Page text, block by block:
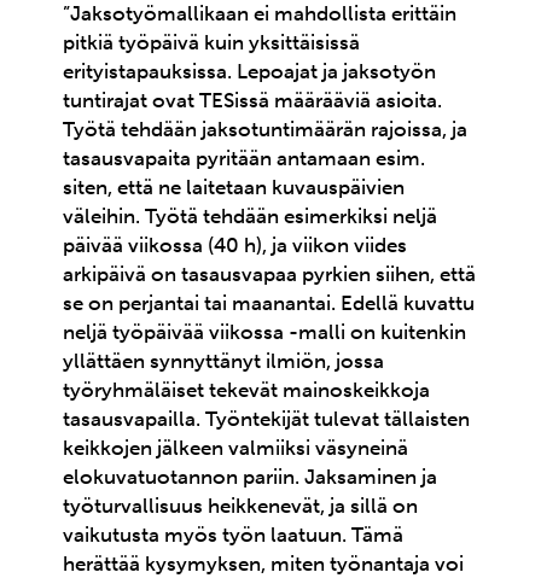
”Jaksotyömallikaan ei mahdollista erittäin
pitkiä työpäivä kuin yksittäisissä
erityistapauksissa. Lepoajat ja jaksotyön
tuntirajat ovat TESissä määrääviä asioita.
Työtä tehdään jaksotuntimäärän rajoissa, ja
tasausvapaita pyritään antamaan esim.
siten, että ne laitetaan kuvauspäivien
väleihin. Työtä tehdään esimerkiksi neljä
päivää viikossa (40 h), ja viikon viides
arkipäivä on tasausvapaa pyrkien siihen, että
se on perjantai tai maanantai. Edellä kuvattu
neljä työpäivää viikossa -malli on kuitenkin
yllättäen synnyttänyt ilmiön, jossa
työryhmäläiset tekevät mainoskeikkoja
tasausvapailla. Työntekijät tulevat tällaisten
keikkojen jälkeen valmiiksi väsyneinä
elokuvatuotannon pariin. Jaksaminen ja
työturvallisuus heikkenevät, ja sillä on
vaikutusta myös työn laatuun. Tämä
herättää kysymyksen, miten työnantaja voi